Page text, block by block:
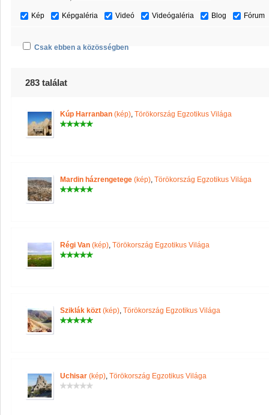
Kép Képgaléria Videó Videógaléria Blog Fórum
Csak ebben a közösségben
283 találat
Kúp Harranban (kép), Törökország Egzotikus Világa
Mardin házrengetege (kép), Törökország Egzotikus Világa
Régi Van (kép), Törökország Egzotikus Világa
Sziklák közt (kép), Törökország Egzotikus Világa
Uchisar (kép), Törökország Egzotikus Világa